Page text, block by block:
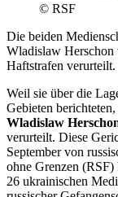
© RSF
Die beiden
Wladislaw Herschon
Haftstrafen verurteilt.
Weil sie über die
Gebieten
Wladislaw
verurteilt. Diese
September von
ohne Grenzen
26 ukrainischen